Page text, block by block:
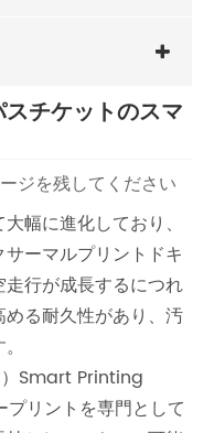
チケットのスマ
ジを残してください
幅に進化しており、
ーマルプリントドキ
行が成長するにつれ
る耐久性があり、汚
Smart Printing
リントを専門として